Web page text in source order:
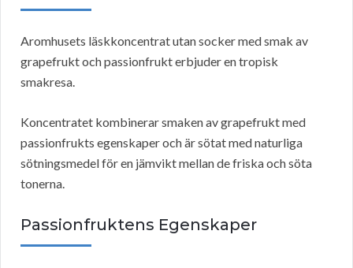
Aromhusets läskkoncentrat utan socker med smak av
grapefrukt och passionfrukt erbjuder en tropisk
smakresa.
Koncentratet kombinerar smaken av grapefrukt med
passionfrukts egenskaper och är sötat med naturliga
sötningsmedel för en jämvikt mellan de friska och söta
tonerna.
Passionfruktens Egenskaper